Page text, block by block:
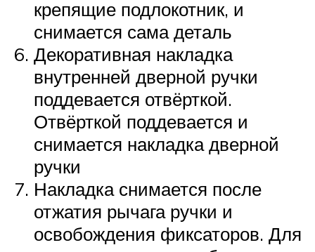
крепящие подлокотник, и
снимается сама деталь
Декоративная накладка
внутренней дверной ручки
поддевается отвёрткой.
Отвёрткой поддевается и
снимается накладка дверной
ручки
Накладка снимается после
отжатия рычага ручки и
освобождения фиксаторов. Для